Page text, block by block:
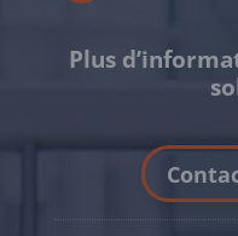
Plus